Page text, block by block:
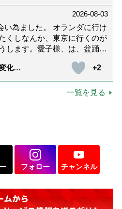
し、ドキュメンタリー映画を
が、 当事件において、詐欺
うに、「適正，公平な裁判の
は到底必要である」と法を無
明 です。 あなたは、
対して、このような卑劣な判
知っていますか。 この判
、あとくされなく勝訴する
もいうべき国家賠償訴訟（福
訴訟の訴状を書いた弁護士も
ら頑張っていこうと思いま
、また会えますように。書籍
りがとうございました。
2026-08-03
い為ました。 オランダに行け
くしなんか、東京に行くのが
します。愛子様、は、盆踊り
化》
に見
+2
一覧を見る
フォロー チャンネル